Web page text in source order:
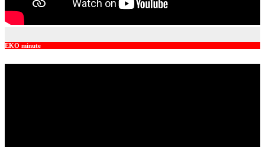
EKO minute